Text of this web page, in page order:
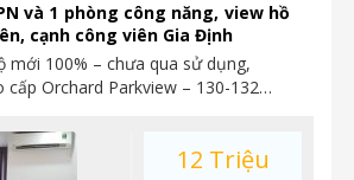
và 1 phòng công năng, view hồ
cạnh công viên Gia Định
mới 100% – chưa qua sử dụng,
cấp Orchard Parkview – 130-132…
12 Triệu